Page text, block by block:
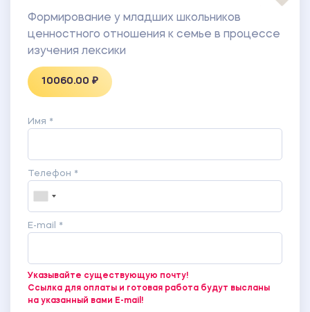
Формирование у младших школьников
ценностного отношения к семье в процессе
изучения лексики
10060.00 ₽
Имя *
Телефон *
E-mail *
Указывайте существующую почту!
Ссылка для оплаты и готовая работа будут высланы
на указанный вами E-mail!